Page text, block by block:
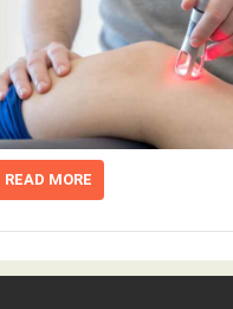
READ MORE